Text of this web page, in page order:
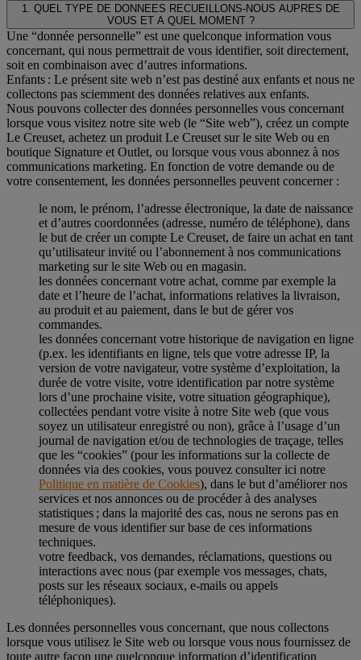
1. QUEL TYPE DE DONNEES RECUEILLONS-NOUS AUPRES DE
VOUS ET A QUEL MOMENT ?
Une “donnée personnelle” est une quelconque information vous
concernant, qui nous permettrait de vous identifier, soit directement,
soit en combinaison avec d’autres informations.
Enfants : Le présent site web n’est pas destiné aux enfants et nous ne
collectons pas sciemment des données relatives aux enfants.
Nous pouvons collecter des données personnelles vous concernant
lorsque vous visitez notre site web (le “Site web”), créez un compte
Le Creuset, achetez un produit Le Creuset sur le site Web ou en
boutique Signature et Outlet, ou lorsque vous vous abonnez à nos
communications marketing. En fonction de votre demande ou de
votre consentement, les données personnelles peuvent concerner :
le nom, le prénom, l’adresse électronique, la date de naissance
et d’autres coordonnées (adresse, numéro de téléphone), dans
le but de créer un compte Le Creuset, de faire un achat en tant
qu’utilisateur invité ou l’abonnement à nos communications
marketing sur le site Web ou en magasin.
les données concernant votre achat, comme par exemple la
date et l’heure de l’achat, informations relatives la livraison,
au produit et au paiement, dans le but de gérer vos
commandes.
les données concernant votre historique de navigation en ligne
(p.ex. les identifiants en ligne, tels que votre adresse IP, la
version de votre navigateur, votre système d’exploitation, la
durée de votre visite, votre identification par notre système
lors d’une prochaine visite, votre situation géographique),
collectées pendant votre visite à notre Site web (que vous
soyez un utilisateur enregistré ou non), grâce à l’usage d’un
journal de navigation et/ou de technologies de traçage, telles
que les “cookies” (pour les informations sur la collecte de
données via des cookies, vous pouvez consulter ici notre
Politique en matière de Cookies), dans le but d’améliorer nos
services et nos annonces ou de procéder à des analyses
statistiques ; dans la majorité des cas, nous ne serons pas en
mesure de vous identifier sur base de ces informations
techniques.
votre feedback, vos demandes, réclamations, questions ou
interactions avec nous (par exemple vos messages, chats,
posts sur les réseaux sociaux, e-mails ou appels
téléphoniques).
Les données personnelles vous concernant, que nous collectons
lorsque vous utilisez le Site web ou lorsque vous nous fournissez de
toute autre façon une quelconque information d’identification